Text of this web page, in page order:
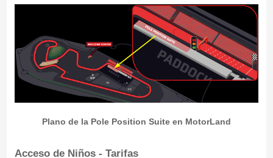
Plano de la Pole Position Suite en MotorLand
Acceso de Niños - Tarifas